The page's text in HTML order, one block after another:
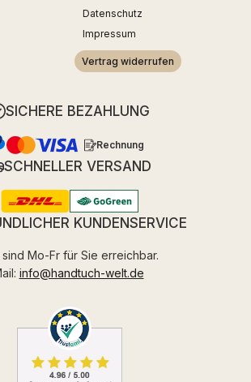
Datenschutz
Impressum
Vertrag widerrufen
SICHERE BEZAHLUNG
Rechnung
SCHNELLER VERSAND
KUNDENSERVICE
sind Mo-Fr für Sie erreichbar.
info@handtuch-welt.de